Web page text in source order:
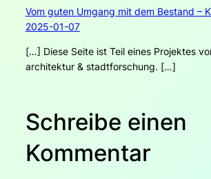
Vom guten Umgang mit dem Bestand –
2025-01-07
[…] Diese Seite ist Teil eines Projektes
architektur & stadtforschung. […]
Schreibe einen
Kommentar